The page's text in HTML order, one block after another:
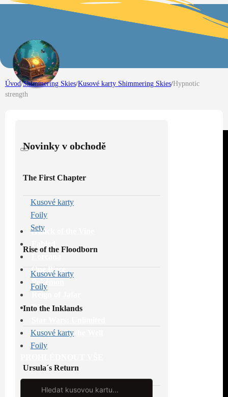
Attack of the Vine
One Piece
Pokémon
Riftbound
Whispers in the Well
Search
Úvod/Shimmering Skies/Kusové karty Shimmering Skies/Hypnotic
strength
Novinky v obchodě
The First Chapter
Kusové karty
Foily
Sety
Rise of the Floodborn
Kusové karty
Foily
Into the Inklands
Kusové karty
Foily
Ursula´s Return
Kusové karty